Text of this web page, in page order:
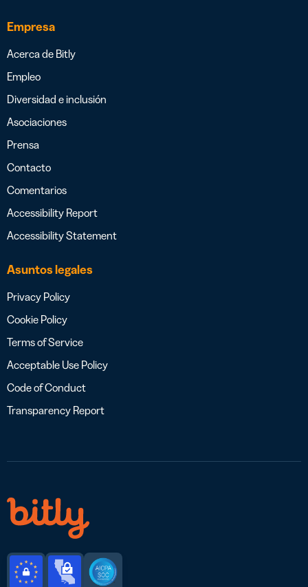
Empresa
Acerca de Bitly
Empleo
Diversidad e inclusión
Asociaciones
Prensa
Contacto
Comentarios
Accessibility Report
Accessibility Statement
Asuntos legales
Privacy Policy
Cookie Policy
Terms of Service
Acceptable Use Policy
Code of Conduct
Transparency Report